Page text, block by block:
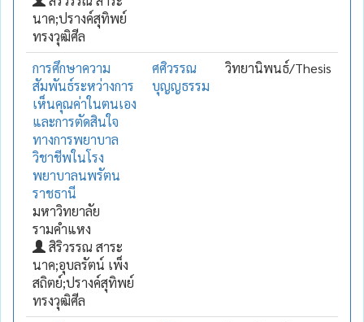
นาค;ปรางค์สุทิพย์
ทรงวุฒิศีล
การศึกษาความ
สัมพันธ์ระหว่างการ
เห็นคุณค่าในตนเอง
และการตัดสินใจ
ทางการพยาบาล
วิชาชีพในโรง
พยาบาลนพรัตน
ราชธานี
มหาวิทยาลัย
รามคำแหง
สิริวรรณ สาระ
นาค;อุบลรัตน์ เพ็ง
สถิตย์;ปรางค์สุทิพย์
ทรงวุฒิศีล
ศศิวรรณ
บุญญธรรม
วิทยานิพนธ์/Thesis